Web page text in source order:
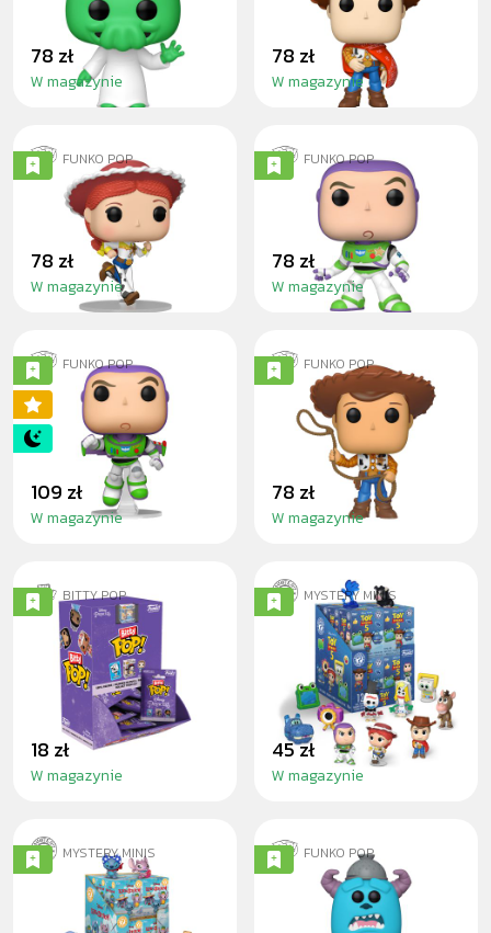
78 zł
W magazynie
78 zł
W magazynie
FUNKO POP
JESSIE
78 zł
W magazynie
FUNKO POP
BUZZ LIGHTYEAR
78 zł
W magazynie
FUNKO POP
BUZZ LIGHTYEAR
(GLOW)
109 zł
W magazynie
FUNKO POP
SHERIFF WOODY
78 zł
W magazynie
BITTY POP
MYSTERY BITTY
POP DISNEY
PRINCESS
18 zł
W magazynie
MYSTERY MINIS
TOY STORY 5 -
BLINDBOX
45 zł
W magazynie
MYSTERY MINIS
STITCH & ANGEL -
BLINDBOX
FUNKO POP
SULLEY WITH LID